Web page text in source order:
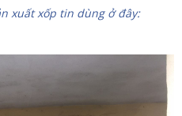
xuất xốp tin dùng ở đây: